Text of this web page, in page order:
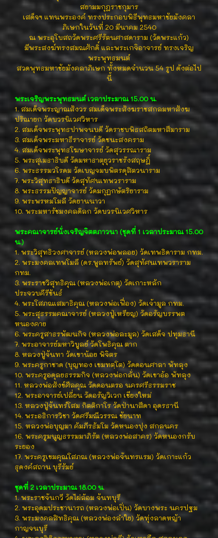
สยามมกุฎราชกุมาร
เสด็จฯ แทนพระองค์ ทรงประกอบพิธีพุทธมหาชัยมังคลา
ภิเษกในวันที่ 20 มีนาคม 2540
ณ พระอุโบสถวัดพระศรีรัตนศาสดาราม (วัดพระแก้ว)
มีพระสงฆ์ทรงสมณศักดิ์ และพระเกจิอาจารย์ ทรงเจริญ
พระพุทธมนต์
สวดพุทธมหาชัยมังคลาภิเษก ทั้งหมดจำนวน 54 รูป ดังต่อไป
นี้
พระเจริญพระพุทธมนต์ เวลาประมาณ 15.00 น.
1. สมเด็จพระญาณสังวร สมเด็จพระสังฆราชสกลมหาสังฆ
ปริณายก วัดบวรนิเวศวิหาร
2. สมเด็จพระพุทธปาพจนบดี วัดราชบพิธสถิตมหาสีมาราม
3. สมเด็จพระมหาธีราจารย์ วัดชนะสงคราม
4. สมเด็จพระพุทธโฆษาจารย์ วัดสุวรรณาราม
5. พระสุเมธาธิบดี วัดมหาธาตุยุวราชรังสฤษฎิ์
6. พระธรรมวโรดม วัดเบญจมบพิตรดุสิตวนาราม
7. พระวิสุทธาธิบดี วัดสุทัศนเทพวราราม
8. พระธรรมปัญญาจารย์ วัดมกุฏกษัตริยาราม
9. พระพรหมโมลี วัดยานนาวา
10. พระมหารัชมงคลดิลก วัดบวรนิเวศวิหาร
พระคณาจารย์นั่งเจริญจิตตภาวนา (ชุดที่ 1 เวลาประมาณ 15.00
น.)
1. พระวิสุทธิวงศาจารย์ (หลวงพ่อพลอย) วัดเทพธิดาราม กทม.
2. พระมงคลเทพโมลี (ดร.พูลทรัพย์) วัดสุทัศนเทพวราราม
กทม.
3. พระราชวิสุทธิคุณ (หลวงพ่อเกตุ) วัดเกาะหลัก
ประจวบคีรีขันธ์
4. พระโสภณเสมาธิคุณ (หลวงพ่อเฟื่อง) วัดเจ้ามูล กทม.
5. พระสุธรรมคณาจารย์ (หลวงปู่เหรียญ) วัดอรัญบรรพต
หนองคาย
6. พระครูสาธรพัฒนกิจ (หลวงพ่อละมูล) วัดเสด็จ ปทุมธานี
7. พระอาจารย์มหาวิบูลย์ วัดโพธิคุณ ตาก
8. หลวงปู่จันทา วัดเขาน้อย พิจิตร
9. พระครูกาชาด (บุญทอง เขมทตฺโต) วัดดอนศาลา พัทลุง
10. พระครูอดุลยธรรมกิจ (หลวงพ่อกลั่น) วัดเขาอ้อ พัทลุง
11. หลวงพ่อสังข์ศีลคุณ วัดดอนตรอ นครศรีธรรมราช
12. พระอาจารย์เปลี่ยน วัดอรัญวิเวก เชียงใหม่
13. หลวงปู่จันทร์โสม กิตติกาโร วัดป่านาสีดา อุดรธานี
14. พระอธิการวิชา วัดศรีมณีวรรณ ชัยนาท
15. หลวงพ่อบุญมา คัมภีรธัมโม วัดหนองปุง สกลนคร
16. พระครูมนูญธรรมมาภิรัต (หลวงพ่อสาคร) วัดหนองกรับ
ระยอง
17. พระครูเขมคุณโสภณ (หลวงพ่อจันทรแรม) วัดเกาะแก้ว
ธุดงค์สถาน บุรีรัมย์
ชุดที่ 2 เวลาประมาณ 18.00 น.
1. พระราชจันกวี วัดไผ่ล้อม จันทบุรี
2. พระอุดมประชานารถ (หลวงพ่อเปิ่น) วัดบางพระ นครปฐม
3. พระมงคลสิทธิคุณ (หลวงพ่องลำใย) วัดทุ่งลาดหญ้า
กาญจนบุรี